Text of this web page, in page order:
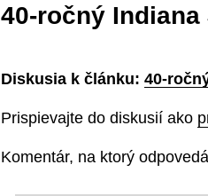
40-ročný
Diskusia k článku: 40-
Prispievajte do diskusií ako
Komentár, na ktorý